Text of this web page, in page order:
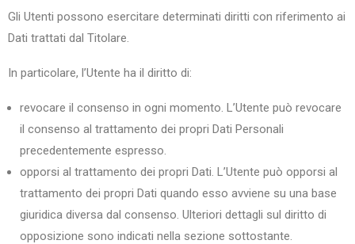
Gli Utenti possono esercitare determinati diritti con riferimento ai
Dati trattati dal Titolare.
In particolare, l’Utente ha il diritto di:
revocare il consenso in ogni momento. L’Utente può revocare
il consenso al trattamento dei propri Dati Personali
precedentemente espresso.
opporsi al trattamento dei propri Dati. L’Utente può opporsi al
trattamento dei propri Dati quando esso avviene su una base
giuridica diversa dal consenso. Ulteriori dettagli sul diritto di
opposizione sono indicati nella sezione sottostante.